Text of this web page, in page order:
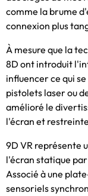
comme la brume
connexion plus
À mesure que la
8D ont introduit
influencer ce qui
pistolets laser ou
amélioré le
l'écran et
9D VR représente
l'écran statique
Associé à une
sensoriels